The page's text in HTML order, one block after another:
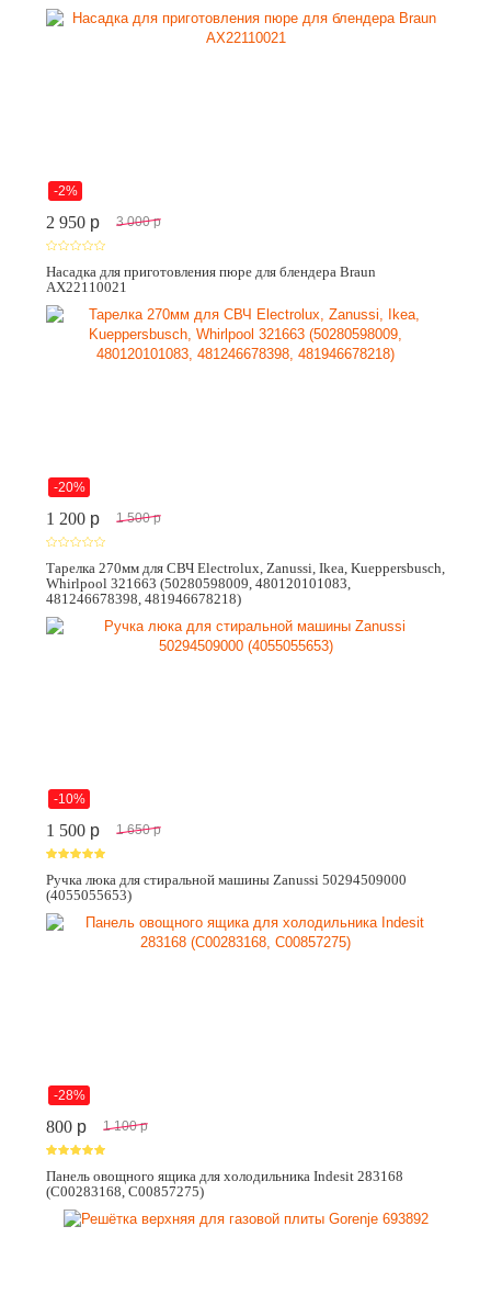
-2%
2 950 p 3 000 p
Насадка для приготовления пюре для блендера Braun
AX22110021
-20%
1 200 p 1 500 p
Тарелка 270мм для СВЧ Electrolux, Zanussi, Ikea, Kueppersbusch,
Whirlpool 321663 (50280598009, 480120101083,
481246678398, 481946678218)
-10%
1 500 p 1 650 p
Ручка люка для стиральной машины Zanussi 50294509000
(4055055653)
-28%
800 p 1 100 p
Панель овощного ящика для холодильника Indesit 283168
(C00283168, C00857275)